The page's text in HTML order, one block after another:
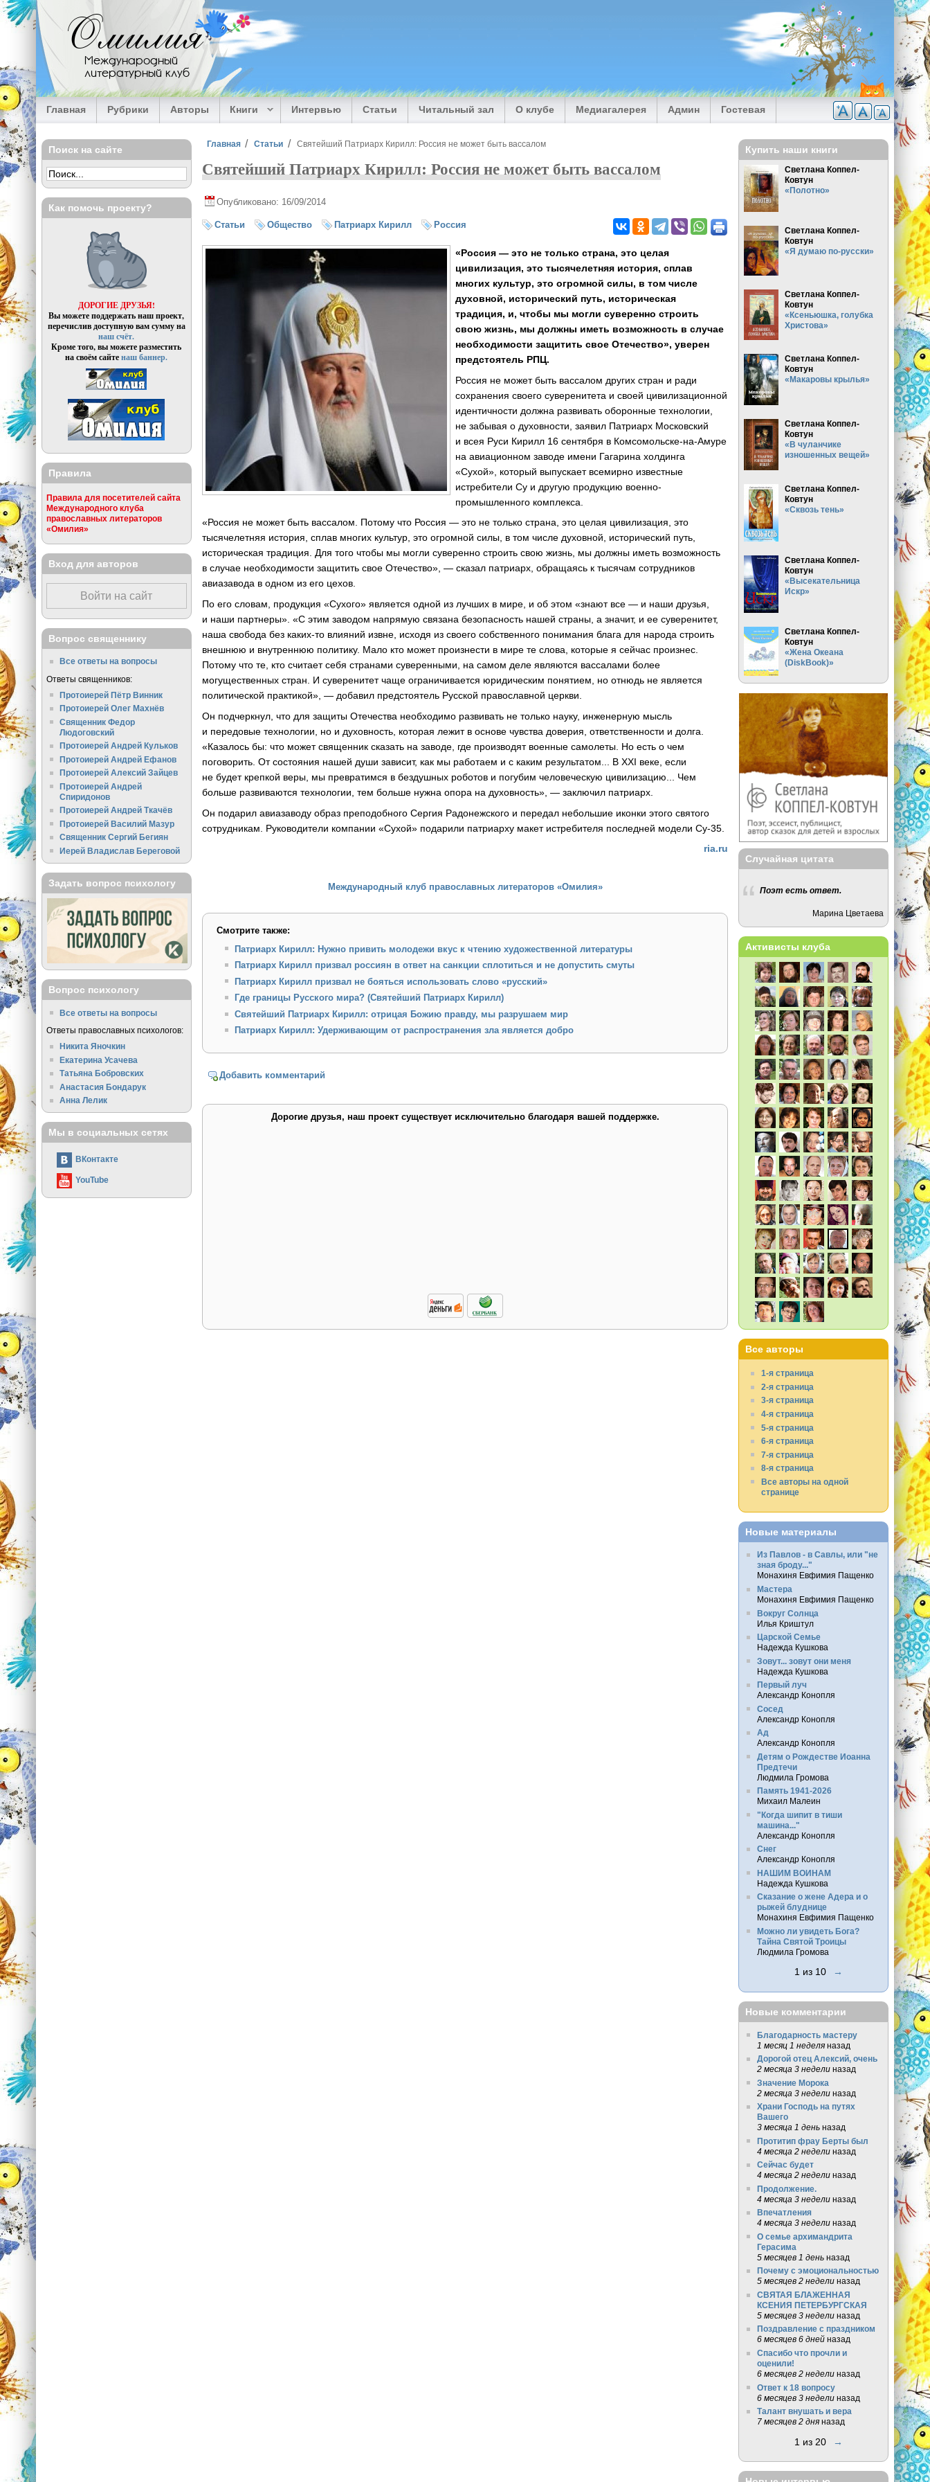
Перейти к основному содержанию
Омилия
Международный
литературный клуб
Главная Рубрики Авторы Книги Интервью Статьи Читальный зал О клубе Медиагалерея Админ Гостевая
Вы здесь
Главная Статьи Святейший Патриарх Кирилл: Россия не может быть вассалом
Святейший Патриарх Кирилл: Россия не может быть вассалом
Опубликовано: 16/09/2014
Статьи Общество Патриарх Кирилл Россия
«Россия — это не только страна, это целая
цивилизация, это тысячелетняя история, сплав
многих культур, это огромной силы, в том числе
духовной, исторический путь, историческая
традиция, и, чтобы мы могли суверенно строить
свою жизнь, мы должны иметь возможность в случае
необходимости защитить свое Отечество», уверен
предстоятель РПЦ.
Россия не может быть вассалом других стран и ради
сохранения своего суверенитета и своей цивилизационной
идентичности должна развивать оборонные технологии,
не забывая о духовности, заявил Патриарх Московский
и всея Руси Кирилл 16 сентября в Комсомольске-на-Амуре
на авиационном заводе имени Гагарина холдинга
«Сухой», который выпускает всемирно известные
истребители Су и другую продукцию военно-
промышленного комплекса.
«Россия не может быть вассалом. Потому что Россия — это не только страна, это целая цивилизация, это
тысячелетняя история, сплав многих культур, это огромной силы, в том числе духовной, исторический путь,
историческая традиция. Для того чтобы мы могли суверенно строить свою жизнь, мы должны иметь возможность
в случае необходимости защитить свое Отечество», — сказал патриарх, обращаясь к тысячам сотрудников
авиазавода в одном из его цехов.
По его словам, продукция «Сухого» является одной из лучших в мире, и об этом «знают все — и наши друзья,
и наши партнеры». «С этим заводом напрямую связана безопасность нашей страны, а значит, и ее суверенитет,
наша свобода без каких-то влияний извне, исходя из своего собственного понимания блага для народа строить
внешнюю и внутреннюю политику. Мало кто может произнести в мире те слова, которые я сейчас произнес.
Потому что те, кто считает себя странами суверенными, на самом деле являются вассалами более
могущественных стран. И суверенитет чаще ограничивается юридическим понятием, но отнюдь не является
политической практикой», — добавил предстоятель Русской православной церкви.
Он подчеркнул, что для защиты Отечества необходимо развивать не только науку, инженерную мысль
и передовые технологии, но и духовность, которая лежит в основе чувства доверия, ответственности и долга.
«Казалось бы: что может священник сказать на заводе, где производят военные самолеты. Но есть о чем
поговорить. От состояния нашей души зависит, как мы работаем и с каким результатом... В XXI веке, если
не будет крепкой веры, мы превратимся в бездушных роботов и погубим человеческую цивилизацию... Чем
больше развиваются технологии, тем больше нужна опора на духовность», — заключил патриарх.
Он подарил авиазаводу образ преподобного Сергия Радонежского и передал небольшие иконки этого святого
сотрудникам. Руководители компании «Сухой» подарили патриарху макет истребителя последней модели Су-35.
ria.ru
Международный клуб православных литераторов «Омилия»
Смотрите также:
Патриарх Кирилл: Нужно привить молодежи вкус к чтению художественной литературы
Патриарх Кирилл призвал россиян в ответ на санкции сплотиться и не допустить смуты
Патриарх Кирилл призвал не бояться использовать слово «русский»
Где границы Русского мира? (Святейший Патриарх Кирилл)
Святейший Патриарх Кирилл: отрицая Божию правду, мы разрушаем мир
Патриарх Кирилл: Удерживающим от распространения зла является добро
Добавить комментарий
Дорогие друзья, наш проект существует исключительно благодаря вашей поддержке.
Поиск на сайте
Как помочь проекту?
ДОРОГИЕ ДРУЗЬЯ!
Вы можете поддержать наш проект,
перечислив доступную вам сумму на
наш счёт.
Кроме того, вы можете разместить
на своём сайтенаш баннер.
Правила
Правила для посетителей сайта
Международного клуба
православных литераторов
«Омилия»
Вход для авторов
Войти на сайт
Вопрос священнику
Все ответы на вопросы
Ответы священников:
Протоиерей Пётр Винник
Протоиерей Олег Махнёв
Священник Федор
Людоговский
Протоиерей Андрей Кульков
Протоиерей Андрей Ефанов
Протоиерей Алексий Зайцев
Протоиерей Андрей
Спиридонов
Протоиерей Андрей Ткачёв
Протоиерей Василий Мазур
Священник Сергий Бегиян
Иерей Владислав Береговой
Задать вопрос психологу
Вопрос психологу
Все ответы на вопросы
Ответы православных психологов:
Никита Яночкин
Екатерина Усачева
Татьяна Бобровских
Анастасия Бондарук
Анна Лелик
Мы в социальных сетях
ВКонтакте
YouTube
Купить наши книги
Светлана Коппел-
Ковтун
«Полотно»
Светлана Коппел-
Ковтун
«Я думаю по-русски»
Светлана Коппел-
Ковтун
«Ксеньюшка, голубка
Христова»
Светлана Коппел-
Ковтун
«Макаровы крылья»
Светлана Коппел-
Ковтун
«В чуланчике
изношенных вещей»
Светлана Коппел-
Ковтун
«Сквозь тень»
Светлана Коппел-
Ковтун
«Высекательница
Искр»
Светлана Коппел-
Ковтун
«Жена Океана
(DiskBook)»
Случайная цитата
Поэт есть ответ.
Марина Цветаева
Активисты клуба
Все авторы
1-я страница
2-я страница
3-я страница
4-я страница
5-я страница
6-я страница
7-я страница
8-я страница
Все авторы на одной
странице
Новые материалы
Из Павлов - в Савлы, или "не
зная броду..."
Монахиня Евфимия Пащенко
Мастера
Монахиня Евфимия Пащенко
Вокруг Солнца
Илья Криштул
Царской Семье
Надежда Кушкова
Зовут... зовут они меня
Надежда Кушкова
Первый луч
Александр Конопля
Сосед
Александр Конопля
Ад
Александр Конопля
Детям о Рождестве Иоанна
Предтечи
Людмила Громова
Память 1941-2026
Михаил Малеин
"Когда шипит в тиши
машина..."
Александр Конопля
Снег
Александр Конопля
НАШИМ ВОИНАМ
Надежда Кушкова
Сказание о жене Адера и о
рыжей блуднице
Монахиня Евфимия Пащенко
Можно ли увидеть Бога?
Тайна Святой Троицы
Людмила Громова
1 из 10 →
Новые комментарии
Благодарность мастеру
1 месяц 1 неделяназад
Дорогой отец Алексий, очень
2 месяца 3 неделиназад
Значение Морока
2 месяца 3 неделиназад
Храни Господь на путях
Вашего
3 месяца 1 деньназад
Протитип фрау Берты был
4 месяца 2 неделиназад
Сейчас будет
4 месяца 2 неделиназад
Продолжение.
4 месяца 3 неделиназад
Впечатления
4 месяца 3 неделиназад
О семье архимандрита
Герасима
5 месяцев 1 деньназад
Почему с эмоциональностью
5 месяцев 2 неделиназад
СВЯТАЯ БЛАЖЕННАЯ
КСЕНИЯ ПЕТЕРБУРГСКАЯ
5 месяцев 3 неделиназад
Поздравление с праздником
6 месяцев 6 днейназад
Спасибо что прочли и
оценили!
6 месяцев 2 неделиназад
Ответ к 18 вопросу
6 месяцев 3 неделиназад
Талант внушать и вера
7 месяцев 2 дняназад
1 из 20 →